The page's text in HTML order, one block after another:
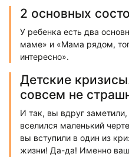
2 основных
У ребенка есть два
маме» и «Мама рядом,
интересно».
Детские
совсем не
И так, вы вдруг
вселился маленький
вы вступили в один из
жизни! Да-да! Именно